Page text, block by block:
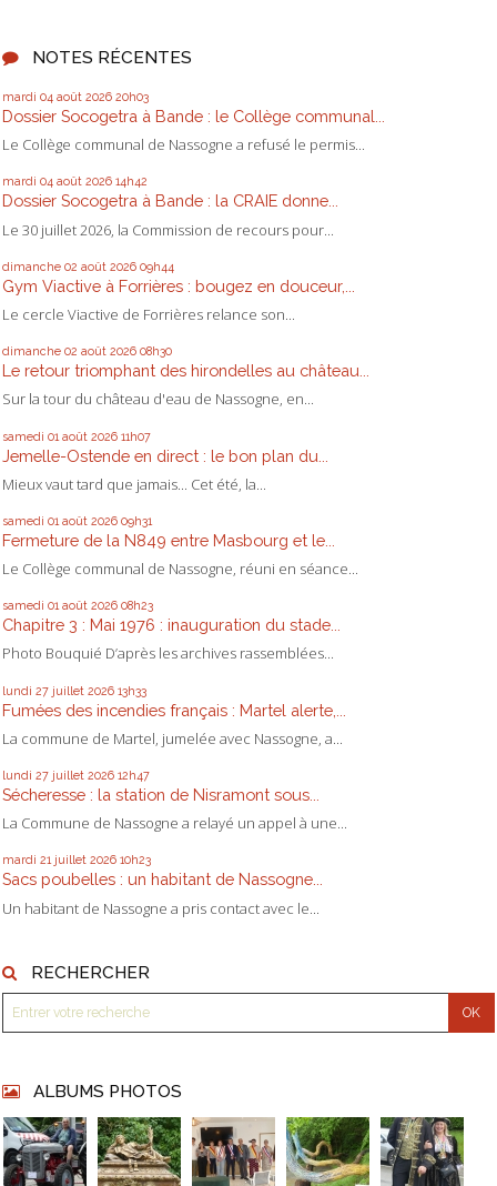
NOTES RÉCENTES
mardi 04 août 2026 20h03
Dossier Socogetra à Bande : le Collège communal...
Le Collège communal de Nassogne a refusé le permis...
mardi 04 août 2026 14h42
Dossier Socogetra à Bande : la CRAIE donne...
Le 30 juillet 2026, la Commission de recours pour...
dimanche 02 août 2026 09h44
Gym Viactive à Forrières : bougez en douceur,...
Le cercle Viactive de Forrières relance son...
dimanche 02 août 2026 08h30
Le retour triomphant des hirondelles au château...
Sur la tour du château d'eau de Nassogne, en...
samedi 01 août 2026 11h07
Jemelle-Ostende en direct : le bon plan du...
Mieux vaut tard que jamais... Cet été, la...
samedi 01 août 2026 09h31
Fermeture de la N849 entre Masbourg et le...
Le Collège communal de Nassogne, réuni en séance...
samedi 01 août 2026 08h23
Chapitre 3 : Mai 1976 : inauguration du stade...
Photo Bouquié D’après les archives rassemblées...
lundi 27 juillet 2026 13h33
Fumées des incendies français : Martel alerte,...
La commune de Martel, jumelée avec Nassogne, a...
lundi 27 juillet 2026 12h47
Sécheresse : la station de Nisramont sous...
La Commune de Nassogne a relayé un appel à une...
mardi 21 juillet 2026 10h23
Sacs poubelles : un habitant de Nassogne...
Un habitant de Nassogne a pris contact avec le...
RECHERCHER
ALBUMS PHOTOS